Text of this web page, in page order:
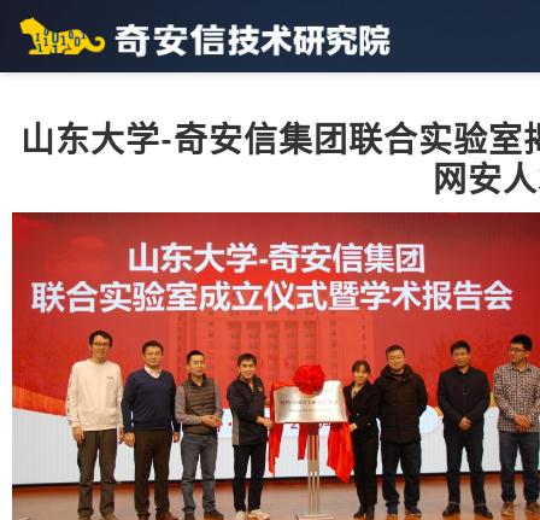
山东大学-奇安信集团联合实验
网安